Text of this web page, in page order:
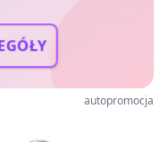
autopromocja